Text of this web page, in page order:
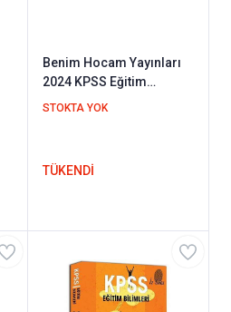
Benim Hocam Yayınları
2024 KPSS Eğitim
Bilimleri Gelişim
STOKTA YOK
TÜKENDİ